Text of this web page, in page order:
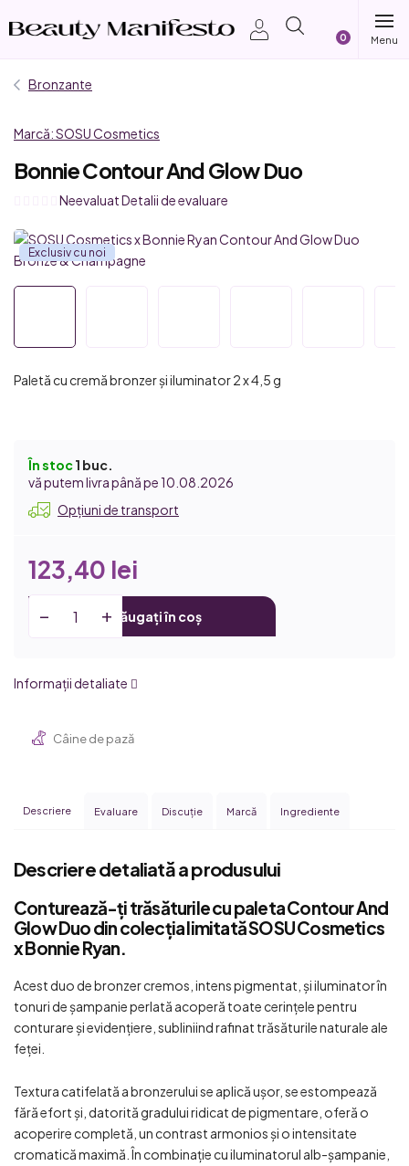
Bronzante
Marcă:SOSU Cosmetics
Bonnie Contour And Glow Duo
Evaluarea
a
produsului
este
5
NeevaluatDetalii de evaluare
Exclusiv cu noi
Paletă cu cremă bronzer și iluminator 2 x 4,5 g
În stoc1 buc.
10.08.2026
Opțiuni de transport
123,40 lei
Adăugați în coș
Informaţii detaliate
Câine de pază
Descriere Evaluare Discuţie Marcă Ingrediente
Descriere detaliată a produsului
Conturează-ți trăsăturile cu paleta Contour And
Glow Duo din colecția limitată SOSU Cosmetics
x Bonnie Ryan.
Acest duo de bronzer cremos, intens pigmentat, și iluminator în
tonuri de șampanie perlată acoperă toate cerințele pentru
conturare și evidențiere, subliniind rafinat trăsăturile naturale ale
feței.
Textura catifelată a bronzerului se aplică ușor, se estompează
fără efort și, datorită gradului ridicat de pigmentare, oferă o
acoperire completă, un contrast armonios și o intensitate
cromatică maximă. În combinație cu iluminatorul alb-șampanie,